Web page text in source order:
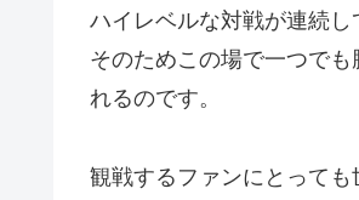
ハイレベルな対戦が連続し
そのためこの場で一つで
れるのです。
観戦するファンにとって